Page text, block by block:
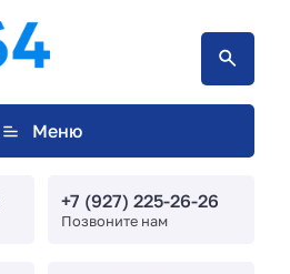
Меню
+7 (927) 225-26-26
Позвоните нам